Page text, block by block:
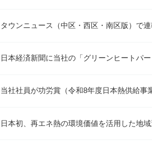
タウンニュース（中区・西区・南区版）で
日本経済新聞に当社の「グリーンヒートパ
当社社員が功労賞（令和8年度日本熱供給事
日本初、再エネ熱の環境価値を活用した地